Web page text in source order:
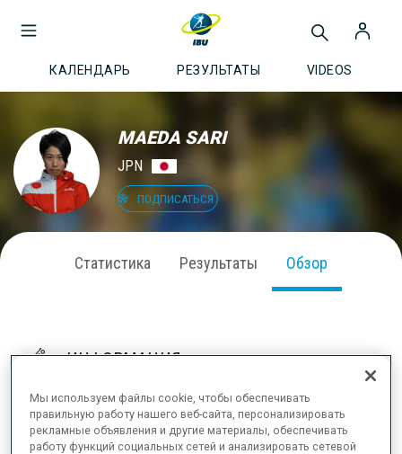
КАЛЕНДАРЬ РЕЗУЛЬТАТЫ VIDEOS
MAEDA SARI
JPN
ПОДПИСАТЬСЯ
Статистика Результаты Обзор
ИНФОРМАЦИЯ
ДАТА РОЖДЕНИЯ
Мы используем файлы cookie, чтобы обеспечивать
правильную работу нашего веб-сайта, персонализировать
рекламные объявления и другие материалы, обеспечивать
работу функций социальных сетей и анализировать сетевой